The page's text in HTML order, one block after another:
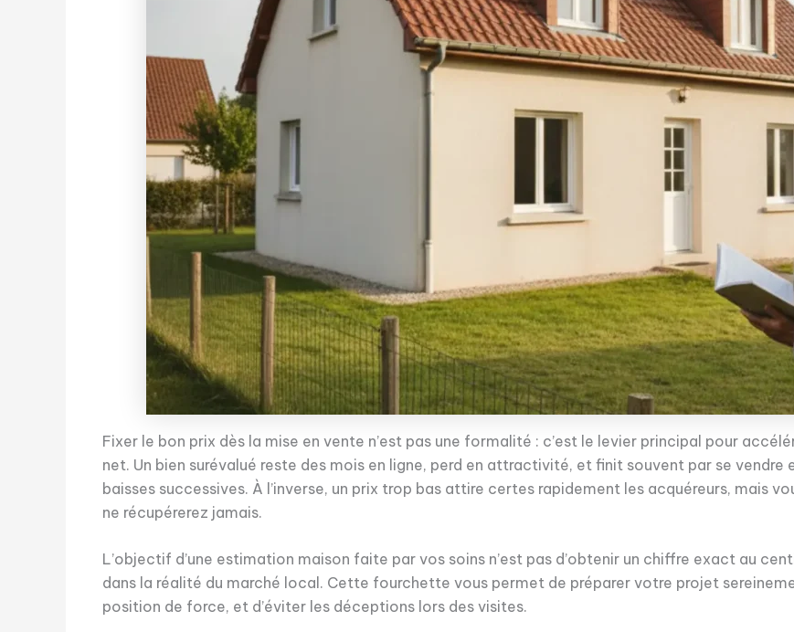
Fixer le bon prix dès la mise en vente n’est pas une formalité : c’est le levier principal pour
net. Un bien surévalué reste des mois en ligne, perd en attractivité, et finit souvent par se vendre
baisses successives. À l’inverse, un prix trop bas attire certes rapidement les acquéreurs, mais
ne récupérerez jamais.
L’objectif d’une estimation maison faite par vos soins n’est pas d’obtenir un chiffre exact au
dans la réalité du marché local. Cette fourchette vous permet de préparer votre projet
position de force, et d’éviter les déceptions lors des visites.